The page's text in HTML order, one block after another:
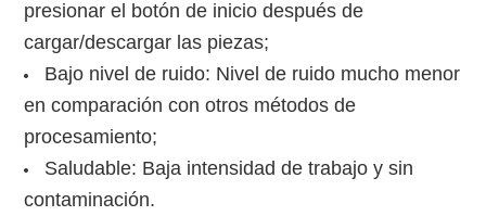
presionar el botón de inicio después de
cargar/descargar las piezas;
Bajo nivel de ruido: Nivel de ruido mucho menor
en comparación con otros métodos de
procesamiento;
Saludable: Baja intensidad de trabajo y sin
contaminación.